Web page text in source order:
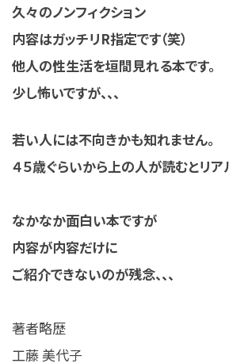
久々のノンフィクション
内容はガッチリR指定です（笑）
他人の性生活を垣間見れる本です。
少し怖いですが、、、
若い人には不向きかも知れません。
４５歳ぐらいから上の人が読むとリア
なかなか面白い本ですが
内容が内容だけに
ご紹介できないのが残念、、、
著者略歴
工藤 美代子